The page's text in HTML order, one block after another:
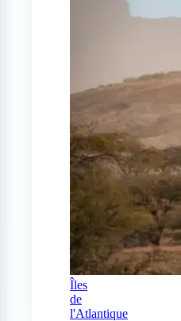
Îles
de
l'Atlantique